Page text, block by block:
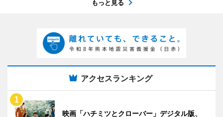
もっと見る
アクセスランキング
映画「ハチミツとクローバー」デジタル版、